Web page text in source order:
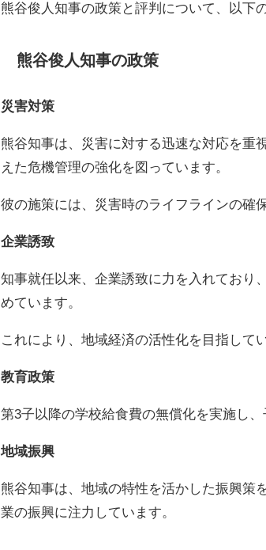
熊谷俊人知事の政策と評判について、以下
熊谷俊人知事の政策
災害対策
熊谷知事は、災害に対する迅速な対応を重
えた危機管理の強化を図っています。
彼の施策には、災害時のライフラインの確
企業誘致
知事就任以来、企業誘致に力を入れており
めています。
これにより、地域経済の活性化を目指して
教育政策
第3子以降の学校給食費の無償化を実施し
地域振興
熊谷知事は、地域の特性を活かした振興策
業の振興に注力しています。